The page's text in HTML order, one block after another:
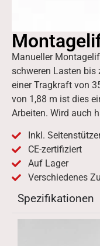
Manueller
schweren Lasten bis
einer Tragkraft von
von 1,88 m ist dies
Arbeiten. Wird auch
Inkl.
CE-zertifiziert
Auf Lager
Verschiedenes
Spezifikationen